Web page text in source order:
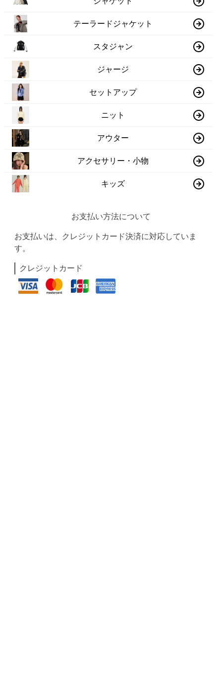
テーラードジャケット
スタジャン
ジャージ
セットアップ
ニット
アウター
アクセサリー・小物
キッズ
お支払い方法について
お支払いは、クレジットカード決済に対応していま
す。
クレジットカード